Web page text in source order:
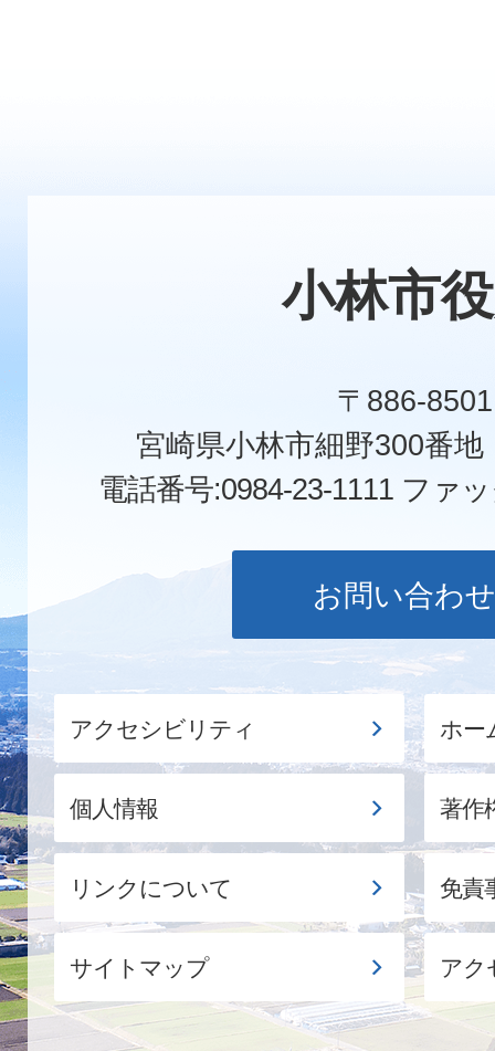
小林市
〒886-8501
宮崎県小林市細野300番
電話番号:0984-23-1111 ファ
お問い合わせ
アクセシビリティ ホー
個人情報 著作
リンクについて 免責
サイトマップ アク